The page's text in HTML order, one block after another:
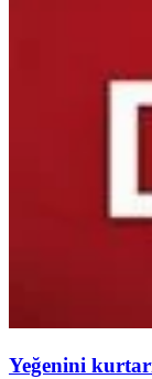
Yeğenini